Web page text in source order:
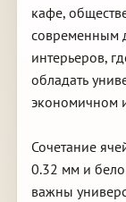
кафе,
современным
интерьеров,
обладать
экономичном
Сочетание
0.32 мм и
важны